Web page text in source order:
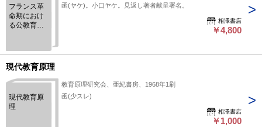
フランス革
命期におけ
る公教育制
函(ヤケ)。小口ヤケ。見返し著者献呈署名。
相澤書店
￥4,800
現代教育原理
現代教育原
理
教育原理研究会、亜紀書房、1968年1刷
函(少スレ)
相澤書店
￥1,000